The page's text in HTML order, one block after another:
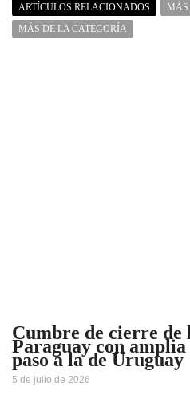
ARTÍCULOS RELACIONADOS
MÁS
MÁS DE LA CATEGORÍA
Cumbre de cierre de
Paraguay con
paso a la de Uruguay
5 de julio de 2026